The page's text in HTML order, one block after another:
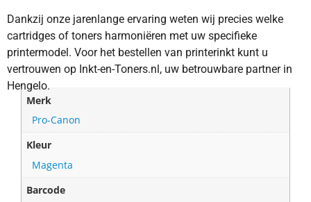
Dankzij onze jarenlange ervaring weten wij precies welke
cartridges of toners harmoniëren met uw specifieke
printermodel. Voor het bestellen van printerinkt kunt u
vertrouwen op Inkt-en-Toners.nl, uw betrouwbare partner in
Hengelo.
Merk
Pro-Canon
Kleur
Magenta
Barcode